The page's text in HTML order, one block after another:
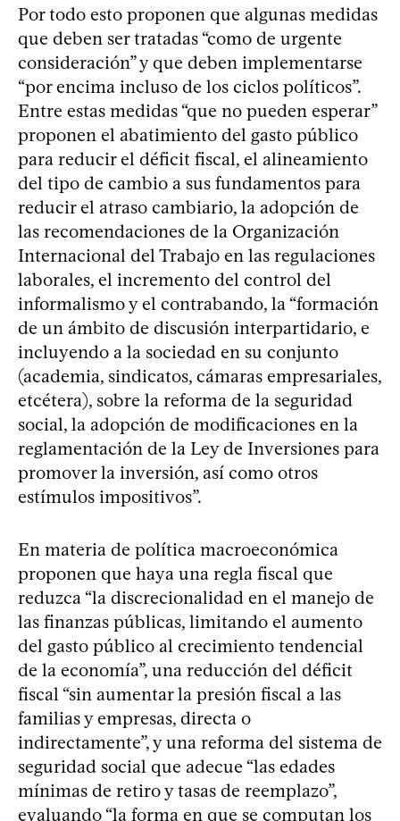
Por todo esto proponen que algunas medidas
que deben ser tratadas “como de urgente
consideración” y que deben implementarse
“por encima incluso de los ciclos políticos”.
Entre estas medidas “que no pueden esperar”
proponen el abatimiento del gasto público
para reducir el déficit fiscal, el alineamiento
del tipo de cambio a sus fundamentos para
reducir el atraso cambiario, la adopción de
las recomendaciones de la Organización
Internacional del Trabajo en las regulaciones
laborales, el incremento del control del
informalismo y el contrabando, la “formación
de un ámbito de discusión interpartidario, e
incluyendo a la sociedad en su conjunto
(academia, sindicatos, cámaras empresariales,
etcétera), sobre la reforma de la seguridad
social, la adopción de modificaciones en la
reglamentación de la Ley de Inversiones para
promover la inversión, así como otros
estímulos impositivos”.
En materia de política macroeconómica
proponen que haya una regla fiscal que
reduzca “la discrecionalidad en el manejo de
las finanzas públicas, limitando el aumento
del gasto público al crecimiento tendencial
de la economía”, una reducción del déficit
fiscal “sin aumentar la presión fiscal a las
familias y empresas, directa o
indirectamente”, y una reforma del sistema de
seguridad social que adecue “las edades
mínimas de retiro y tasas de reemplazo”,
evaluando “la forma en que se computan los